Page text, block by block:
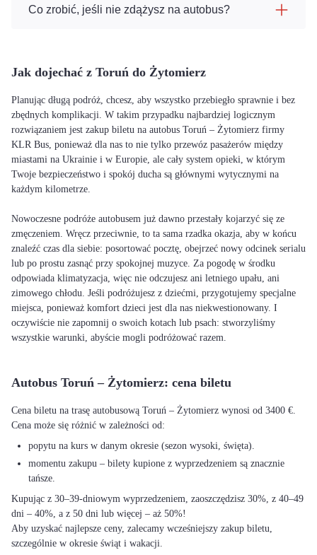
Co zrobić, jeśli nie zdążysz na autobus?
Jak dojechać z Toruń do Żytomierz
Planując długą podróż, chcesz, aby wszystko przebiegło sprawnie i bez
zbędnych komplikacji. W takim przypadku najbardziej logicznym
rozwiązaniem jest zakup biletu na autobus Toruń – Żytomierz firmy
KLR Bus, ponieważ dla nas to nie tylko przewóz pasażerów między
miastami na Ukrainie i w Europie, ale cały system opieki, w którym
Twoje bezpieczeństwo i spokój ducha są głównymi wytycznymi na
każdym kilometrze.
Nowoczesne podróże autobusem już dawno przestały kojarzyć się ze
zmęczeniem. Wręcz przeciwnie, to ta sama rzadka okazja, aby w końcu
znaleźć czas dla siebie: posortować pocztę, obejrzeć nowy odcinek serialu
lub po prostu zasnąć przy spokojnej muzyce. Za pogodę w środku
odpowiada klimatyzacja, więc nie odczujesz ani letniego upału, ani
zimowego chłodu. Jeśli podróżujesz z dziećmi, przygotujemy specjalne
miejsca, ponieważ komfort dzieci jest dla nas niekwestionowany. I
oczywiście nie zapomnij o swoich kotach lub psach: stworzyliśmy
wszystkie warunki, abyście mogli podróżować razem.
Autobus Toruń – Żytomierz: cena biletu
Cena biletu na trasę autobusową Toruń – Żytomierz wynosi od 3400 €.
Cena może się różnić w zależności od:
popytu na kurs w danym okresie (sezon wysoki, święta).
momentu zakupu – bilety kupione z wyprzedzeniem są znacznie
tańsze.
Kupując z 30–39-dniowym wyprzedzeniem, zaoszczędzisz 30%, z 40–49
dni – 40%, a z 50 dni lub więcej – aż 50%!
Aby uzyskać najlepsze ceny, zalecamy wcześniejszy zakup biletu,
szczególnie w okresie świąt i wakacji.